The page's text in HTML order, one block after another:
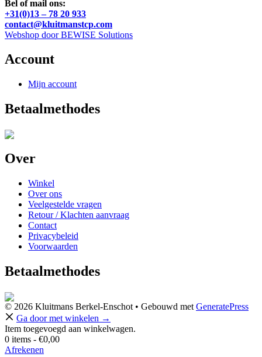
Bel of mail ons:
+31(0)13 – 78 20 933
contact@kluitmanstcp.com
Webshop door BEWISE Solutions
Account
Mijn account
Betaalmethodes
Over
Winkel
Over ons
Veelgestelde vragen
Retour / Klachten aanvraag
Contact
Privacybeleid
Voorwaarden
Betaalmethodes
© 2026 Kluitmans Berkel-Enschot • Gebouwd met GeneratePress
Ga door met winkelen →
Item toegevoegd aan winkelwagen.
0 items - €0,00
Afrekenen